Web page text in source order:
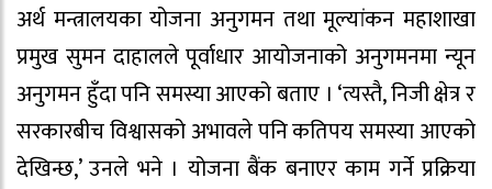
अर्थ मन्त्रालयका योजना अनुगमन तथा मूल्यांकन महाशाखा
प्रमुख सुमन दाहालले पूर्वाधार आयोजनाको अनुगमनमा न्यून
अनुगमन हुँदा पनि समस्या आएको बताए । ‘त्यस्तै, निजी क्षेत्र र
सरकारबीच विश्वासको अभावले पनि कतिपय समस्या आएको
देखिन्छ,’ उनले भने । योजना बैंक बनाएर काम गर्ने प्रक्रिया